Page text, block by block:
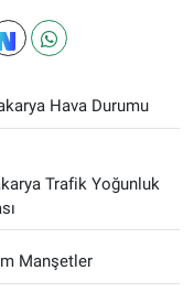
Hava Durumu
Trafik Yoğunluk
Manşetler